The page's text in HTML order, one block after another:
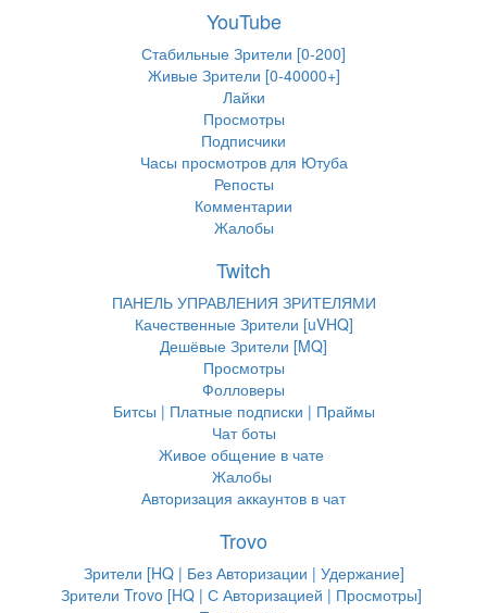
YouTube
Стабильные Зрители [0-200]
Живые Зрители [0-40000+]
Лайки
Просмотры
Подписчики
Часы просмотров для Ютуба
Репосты
Комментарии
Жалобы
Twitch
ПАНЕЛЬ УПРАВЛЕНИЯ ЗРИТЕЛЯМИ
Качественные Зрители [uVHQ]
Дешёвые Зрители [MQ]
Просмотры
Фолловеры
Битсы | Платные подписки | Праймы
Чат боты
Живое общение в чате
Жалобы
Авторизация аккаунтов в чат
Trovo
Зрители [HQ | Без Авторизации | Удержание]
Зрители Trovo [HQ | С Авторизацией | Просмотры]